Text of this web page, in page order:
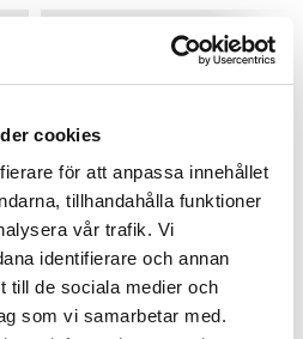
cookies
för att anpassa innehållet
tillhandahålla funktioner
vår trafik. Vi
identifierare och annan
till de sociala medier och
som vi samarbetar med.